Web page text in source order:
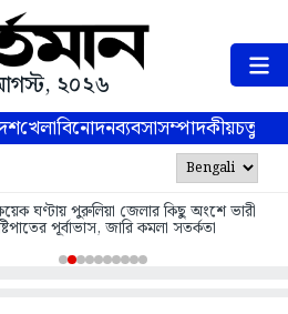
২০২৬
খেলাবিনোদনব্যবসাসম্পাদকীয়
ঘণ্টায় পুরুলিয়া জেলার কিছু অংশে ভারী
পূর্বাভাস, জারি কমলা সতর্কতা